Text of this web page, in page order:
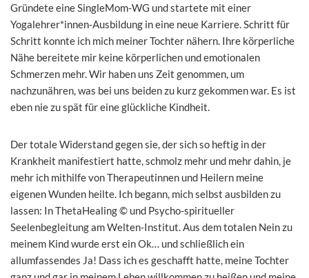
Gründete eine SingleMom-WG und startete mit einer
Yogalehrer*innen-Ausbildung in eine neue Karriere. Schritt für
Schritt konnte ich mich meiner Tochter nähern. Ihre körperliche
Nähe bereitete mir keine körperlichen und emotionalen
Schmerzen mehr. Wir haben uns Zeit genommen, um
nachzunähren, was bei uns beiden zu kurz gekommen war. Es ist
eben nie zu spät für eine glückliche Kindheit.
Der totale Widerstand gegen sie, der sich so heftig in der
Krankheit manifestiert hatte, schmolz mehr und mehr dahin, je
mehr ich mithilfe von Therapeutinnen und Heilern meine
eigenen Wunden heilte. Ich begann, mich selbst ausbilden zu
lassen: In ThetaHealing © und Psycho-spiritueller
Seelenbegleitung am Welten-Institut. Aus dem totalen Nein zu
meinem Kind wurde erst ein Ok… und schließlich ein
allumfassendes Ja! Dass ich es geschafft hatte, meine Tochter